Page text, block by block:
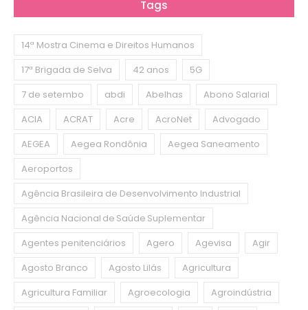
Tags
14ª Mostra Cinema e Direitos Humanos
17ª Brigada de Selva
42 anos
5G
7 de setembo
abdi Abelhas
Abono Salarial
ACIA
ACRAT Acre AcroNet
Advogado
AEGEA
Aegea Rondônia
Aegea Saneamento
Aeroportos
Agência Brasileira de Desenvolvimento Industrial
Agência Nacional de Saúde Suplementar
Agentes penitenciários
Agero Agevisa
Agir
Agosto Branco
Agosto Lilás
Agricultura
Agricultura Familiar
Agroecologia
Agroindústria